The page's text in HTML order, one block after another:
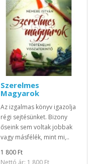
Szerelmes
Magyarok
Az izgalmas könyv igazolja
régi sejtésünket. Bizony
őseink sem voltak jobbak
vagy másfélék, mint mi,..
1 800 Ft
Nettó ár: 1 800 Ft